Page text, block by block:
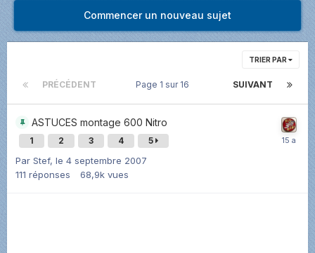
Commencer un nouveau sujet
TRIER PAR
PRÉCÉDENT SUIVANT
Page 1 sur 16
ASTUCES montage 600 Nitro
1 2 3 4 5
Par Stef, le 4 septembre 2007
111 réponses 68,9k vues